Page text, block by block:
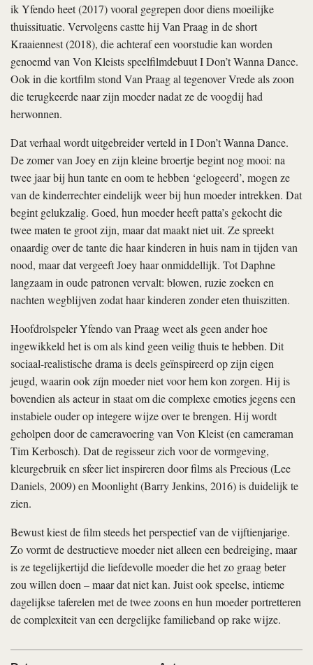
ik Yfendo heet (2017) vooral gegrepen door diens moeilijke
thuissituatie. Vervolgens castte hij Van Praag in de short
Kraaiennest (2018), die achteraf een voorstudie kan worden
genoemd van Von Kleists speelfilmdebuut I Don’t Wanna Dance.
Ook in die kortfilm stond Van Praag al tegenover Vrede als zoon
die terugkeerde naar zijn moeder nadat ze de voogdij had
herwonnen.
Dat verhaal wordt uitgebreider verteld in I Don’t Wanna Dance.
De zomer van Joey en zijn kleine broertje begint nog mooi: na
twee jaar bij hun tante en oom te hebben ‘gelogeerd’, mogen ze
van de kinderrechter eindelijk weer bij hun moeder intrekken. Dat
begint gelukzalig. Goed, hun moeder heeft patta’s gekocht die
twee maten te groot zijn, maar dat maakt niet uit. Ze spreekt
onaardig over de tante die haar kinderen in huis nam in tijden van
nood, maar dat vergeeft Joey haar onmiddellijk. Tot Daphne
langzaam in oude patronen vervalt: blowen, ruzie zoeken en
nachten wegblijven zodat haar kinderen zonder eten thuiszitten.
Hoofdrolspeler Yfendo van Praag weet als geen ander hoe
ingewikkeld het is om als kind geen veilig thuis te hebben. Dit
sociaal-­realistische drama is deels geïnspireerd op zijn eigen
jeugd, waarin ook zíjn moeder niet voor hem kon zorgen. Hij is
bovendien als acteur in staat om die complexe emoties jegens een
instabiele ouder op integere wijze over te brengen. Hij wordt
geholpen door de cameravoering van Von Kleist (en cameraman
Tim Kerbosch). Dat de regisseur zich voor de vormgeving,
kleurgebruik en sfeer liet inspireren door films als Precious (Lee
Daniels, 2009) en Moonlight (Barry Jenkins, 2016) is duidelijk te
zien.
Bewust kiest de film steeds het perspectief van de vijftienjarige.
Zo vormt de destructieve moeder niet alleen een bedreiging, maar
is ze tegelijkertijd die liefdevolle moeder die het zo graag beter
zou willen doen – maar dat niet kan. Juist ook speelse, intieme
dagelijkse taferelen met de twee zoons en hun moeder portretteren
de complexiteit van een dergelijke familieband op rake wijze.